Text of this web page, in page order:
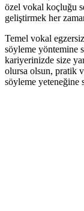
özel vokal koçluğu
geliştirmek her
Temel vokal
söyleme yöntemine
kariyerinizde size
olursa olsun, pratik
söyleme yeteneğine